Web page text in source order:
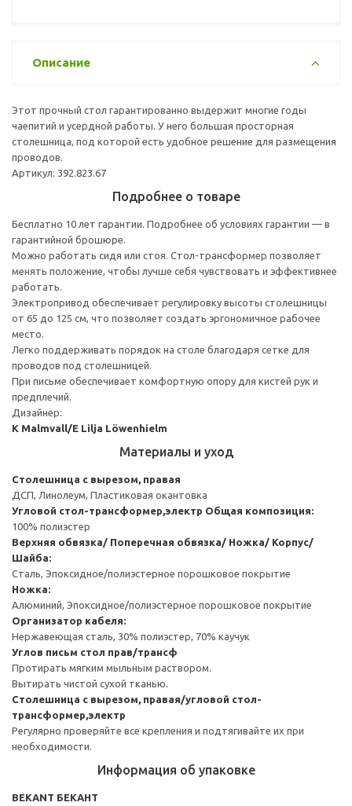
Описание
Этот прочный стол гарантированно выдержит многие годы
чаепитий и усердной работы. У него большая просторная
столешница, под которой есть удобное решение для размещения
проводов.
Артикул: 392.823.67
Подробнее о товаре
Бесплатно 10 лет гарантии. Подробнее об условиях гарантии — в
гарантийной брошюре.
Можно работать сидя или стоя. Стол-трансформер позволяет
менять положение, чтобы лучше себя чувствовать и эффективнее
работать.
Электропривод обеспечивает регулировку высоты столешницы
от 65 до 125 см, что позволяет создать эргономичное рабочее
место.
Легко поддерживать порядок на столе благодаря сетке для
проводов под столешницей.
При письме обеспечивает комфортную опору для кистей рук и
предплечий.
Дизайнер:
K Malmvall/E Lilja Löwenhielm
Материалы и уход
Столешница с вырезом, правая
ДСП, Линолеум, Пластиковая окантовка
Угловой стол-трансформер,электр Общая композиция:
100% полиэстер
Верхняя обвязка/ Поперечная обвязка/ Ножка/ Корпус/
Шайба:
Сталь, Эпоксидное/полиэстерное порошковое покрытие
Ножка:
Алюминий, Эпоксидное/полиэстерное порошковое покрытие
Организатор кабеля:
Нержавеющая сталь, 30% полиэстер, 70% каучук
Углов письм стол прав/трансф
Протирать мягким мыльным раствором.
Вытирать чистой сухой тканью.
Столешница с вырезом, правая/угловой стол-
трансформер,электр
Регулярно проверяйте все крепления и подтягивайте их при
необходимости.
Информация об упаковке
BEKANT БЕКАНТ